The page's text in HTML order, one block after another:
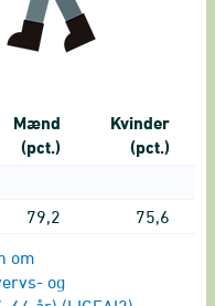
Mænd
(pct.)
Kvinder
(pct.)
79,2 75,6
om
og